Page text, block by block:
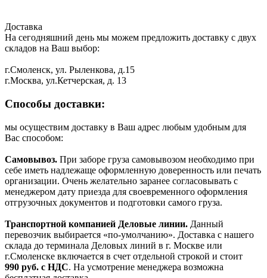
Доставка
На сегодняшний день мы можем предложить доставку с двух
складов на Ваш выбор:
г.Смоленск, ул. Рыленкова, д.15
г.Москва, ул.Кетчерская, д. 13
Способы доставки:
мы осуществим доставку в Ваш адрес любым удобным для
Вас способом:
Самовывоз. При заборе груза самовывозом необходимо при
себе иметь надлежаще оформленную доверенность или печать
организации. Очень желательно заранее согласовывать с
менеджером дату приезда для своевременного оформления
отгрузочных документов и подготовки самого груза.
Транспортной компанией Деловые линии. Данный
перевозчик выбирается «по-умолчанию». Доставка с нашего
склада до терминала Деловых линий в г. Москве или
г.Смоленске включается в счет отдельной строкой и стоит
990 руб. с НДС. На усмотрение менеджера возможна